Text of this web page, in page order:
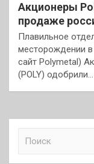
Акционеры
продаже
Плавильное
месторождении
сайт Polymetal)
(POLY) одобрили…